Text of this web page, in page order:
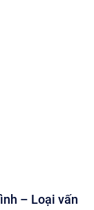
– Loại vấn